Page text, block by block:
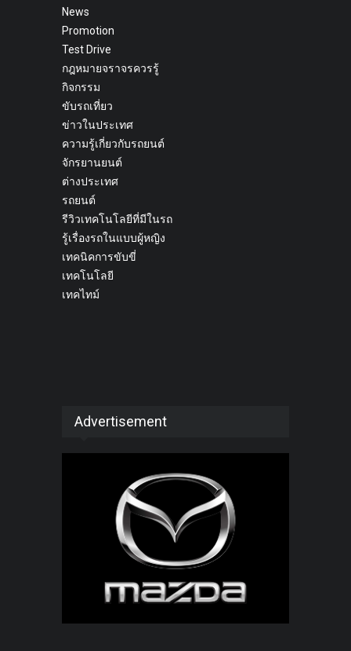
News
Promotion
Test Drive
กฎหมายจราจรควรรู้
กิจกรรม
ขับรถเที่ยว
ข่าวในประเทศ
ความรู้เกี่ยวกับรถยนต์
จักรยานยนต์
ต่างประเทศ
รถยนต์
รีวิวเทคโนโลยีที่มีในรถ
รู้เรื่องรถในแบบผู้หญิง
เทคนิคการขับขี่
เทคโนโลยี
เทคไทม์
Advertisement